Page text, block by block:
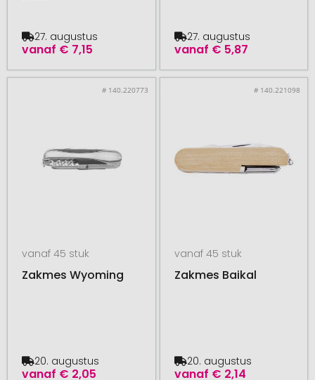
vanaf € 7,15
27. augustus
vanaf € 5,87
27. augustus
# 140.220773
vanaf 45 stuk
Zakmes Wyoming
vanaf € 2,05
20. augustus
# 140.221098
vanaf 45 stuk
Zakmes Baikal
vanaf € 2,14
20. augustus